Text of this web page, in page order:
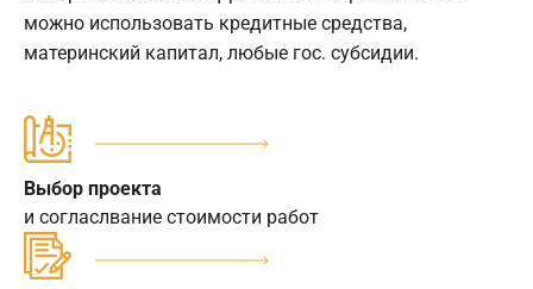
можно использовать кредитные средства,
материнский капитал, любые гос. субсидии.
Выбор проекта
и согласлвание стоимости работ